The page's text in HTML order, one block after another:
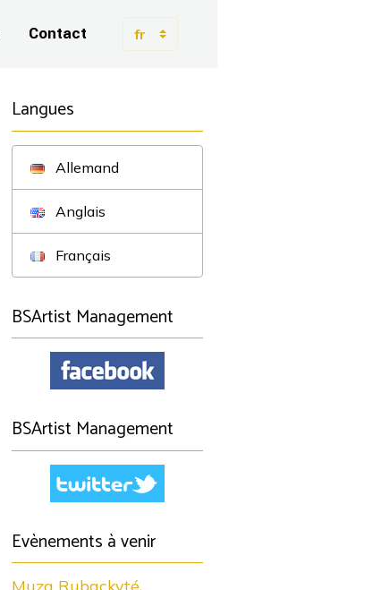
Contact
Langues
Allemand
Anglais
Français
BSArtist Management
BSArtist Management
Evènements à venir
Muza Rubackyté,